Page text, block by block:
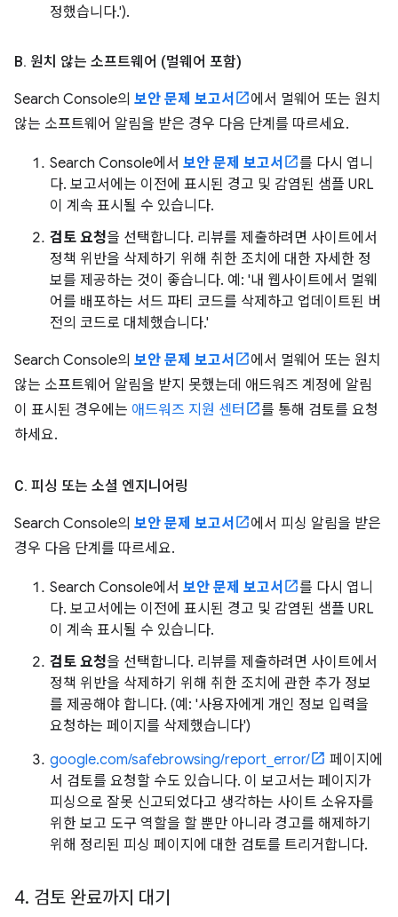
정했습니다.').
B. 원치 않는 소프트웨어 (멀웨어 포함)
Search Console의 보안 문제 보고서
에서 멀웨어 또는 원치
않는 소프트웨어 알림을 받은 경우 다음 단계를 따르세요.
Search Console에서 보안 문제 보고서
를 다시 엽니
다. 보고서에는 이전에 표시된 경고 및 감염된 샘플 URL
이 계속 표시될 수 있습니다.
검토 요청을 선택합니다. 리뷰를 제출하려면 사이트에서
정책 위반을 삭제하기 위해 취한 조치에 대한 자세한 정
보를 제공하는 것이 좋습니다. 예: '내 웹사이트에서 멀웨
어를 배포하는 서드 파티 코드를 삭제하고 업데이트된 버
전의 코드로 대체했습니다.'
Search Console의 보안 문제 보고서
에서 멀웨어 또는 원치
않는 소프트웨어 알림을 받지 못했는데 애드워즈 계정에 알림
이 표시된 경우에는 애드워즈 지원 센터
를 통해 검토를 요청
하세요.
C. 피싱 또는 소셜 엔지니어링
Search Console의 보안 문제 보고서
에서 피싱 알림을 받은
경우 다음 단계를 따르세요.
Search Console에서 보안 문제 보고서
를 다시 엽니
다. 보고서에는 이전에 표시된 경고 및 감염된 샘플 URL
이 계속 표시될 수 있습니다.
검토 요청을 선택합니다. 리뷰를 제출하려면 사이트에서
정책 위반을 삭제하기 위해 취한 조치에 관한 추가 정보
를 제공해야 합니다. (예: '사용자에게 개인 정보 입력을
요청하는 페이지를 삭제했습니다')
google.com/safebrowsing/report_error/
페이지에
서 검토를 요청할 수도 있습니다. 이 보고서는 페이지가
피싱으로 잘못 신고되었다고 생각하는 사이트 소유자를
위한 보고 도구 역할을 할 뿐만 아니라 경고를 해제하기
위해 정리된 피싱 페이지에 대한 검토를 트리거합니다.
4. 검토 완료까지 대기